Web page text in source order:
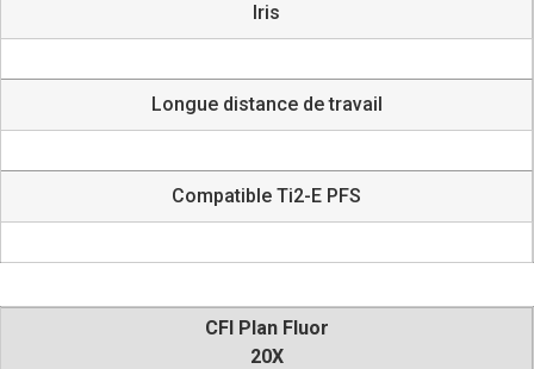
Iris
Longue distance de travail
Compatible Ti2-E PFS
CFI Plan Fluor
20X